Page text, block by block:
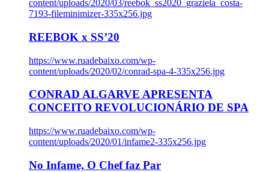
content/uploads/2020/03/reebok_ss2020_graziela_costa-
7193-fileminimizer-335x256.jpg
REEBOK x SS’20
https://www.ruadebaixo.com/wp-
content/uploads/2020/02/conrad-spa-4-335x256.jpg
CONRAD ALGARVE APRESENTA
CONCEITO REVOLUCIONÁRIO DE SPA
https://www.ruadebaixo.com/wp-
content/uploads/2020/01/infame2-335x256.jpg
No Infame, O Chef faz Par